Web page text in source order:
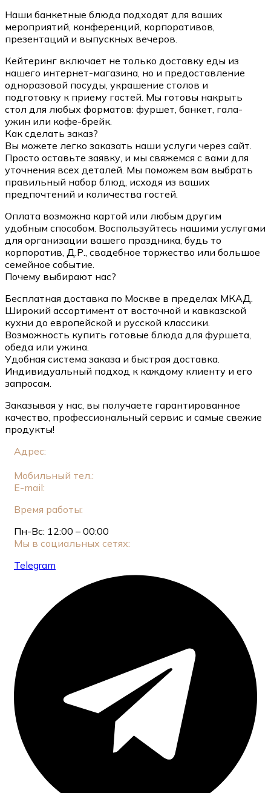
Наши банкетные блюда подходят для ваших
мероприятий, конференций, корпоративов,
презентаций и выпускных вечеров.
Кейтеринг включает не только доставку еды из
нашего интернет-магазина, но и предоставление
одноразовой посуды, украшение столов и
подготовку к приему гостей. Мы готовы накрыть
стол для любых форматов: фуршет, банкет, гала-
ужин или кофе-брейк.
Как сделать заказ?
Вы можете легко заказать наши услуги через сайт.
Просто оставьте заявку, и мы свяжемся с вами для
уточнения всех деталей. Мы поможем вам выбрать
правильный набор блюд, исходя из ваших
предпочтений и количества гостей.
Оплата возможна картой или любым другим
удобным способом. Воспользуйтесь нашими услугами
для организации вашего праздника, будь то
корпоратив, Д.Р., свадебное торжество или большое
семейное событие.
Почему выбирают нас?
Бесплатная доставка по Москве в пределах МКАД.
Широкий ассортимент от восточной и кавказской
кухни до европейской и русской классики.
Возможность купить готовые блюда для фуршета,
обеда или ужина.
Удобная система заказа и быстрая доставка.
Индивидуальный подход к каждому клиенту и его
запросам.
Заказывая у нас, вы получаете гарантированное
качество, профессиональный сервис и самые свежие
продукты!
Адрес:
Мобильный тел.:
E-mail:
Время работы:
Пн-Вс: 12:00 – 00:00
Мы в социальных сетях:
Telegram